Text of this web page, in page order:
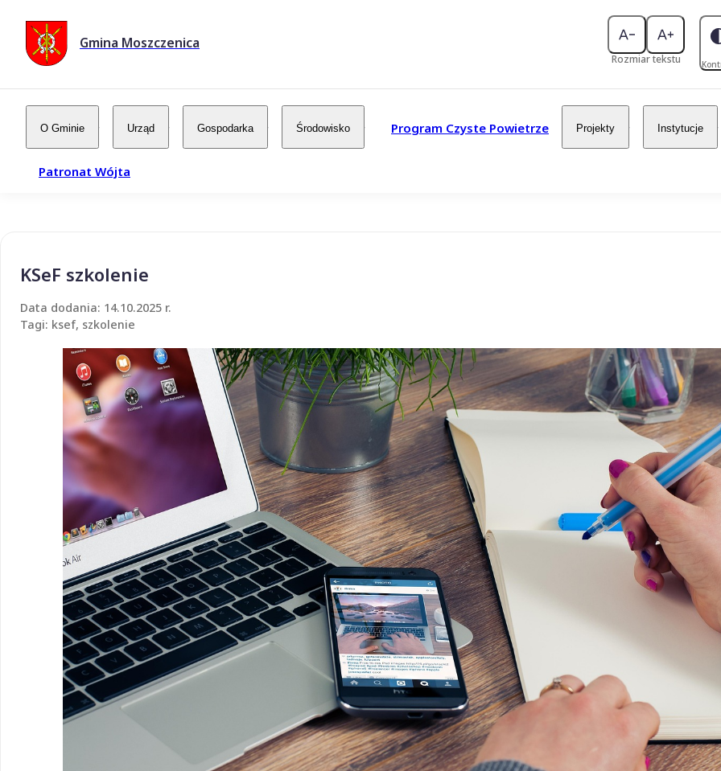
Gmina Moszczenica
Rozmiar tekstu
O Gminie Urząd Gospodarka Środowisko Program Czyste Powietrze Projekty Instytucje
Patronat Wójta
KSeF szkolenie
Data dodania: 14.10.2025 r.
Tagi: ksef, szkolenie